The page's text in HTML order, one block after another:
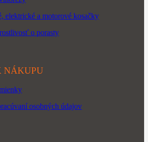
elektrické a motorové kosačky
o porasty
NÁKUPU
osobných údajov